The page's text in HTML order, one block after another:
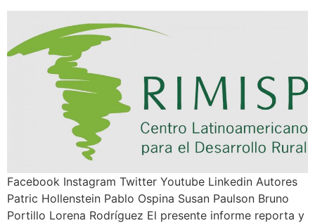
Facebook Instagram Twitter Youtube Linkedin Autores
Patric Hollenstein Pablo Ospina Susan Paulson Bruno
Portillo Lorena Rodríguez El presente informe reporta y